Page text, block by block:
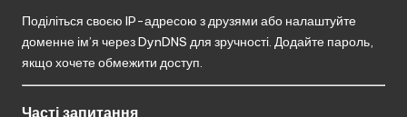
Поділіться своєю IP-адресою з друзями або налаштуйте
доменне ім’я через DynDNS для зручності. Додайте пароль,
якщо хочете обмежити доступ.
Часті запитання